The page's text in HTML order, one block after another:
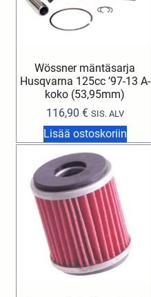
Wössner mäntäsarja
Husqvarna 125cc ’97-13 A-
koko (53,95mm)
116,90 € SIS. ALV
Lisää ostoskoriin